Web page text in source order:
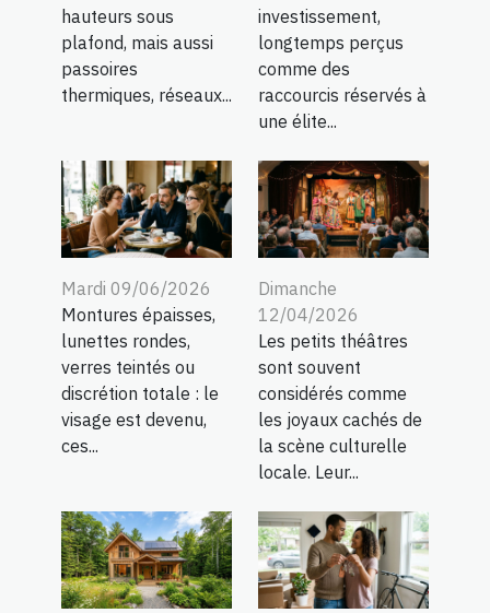
hauteurs sous
plafond, mais aussi
passoires
thermiques, réseaux...
investissement,
longtemps perçus
comme des
raccourcis réservés à
une élite...
Mardi 09/06/2026
Montures épaisses,
lunettes rondes,
verres teintés ou
discrétion totale : le
visage est devenu,
ces...
Dimanche
12/04/2026
Les petits théâtres
sont souvent
considérés comme
les joyaux cachés de
la scène culturelle
locale. Leur...